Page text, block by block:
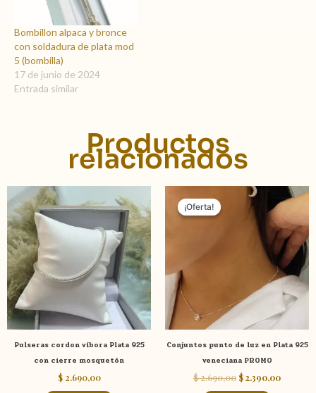
Bombillon alpaca y bronce
con soldadura de plata mod
5 (bombilla)
17 de junio de 2024
Entrada similar
Productos
relacionados
Pulseras cordon víbora Plata 925
con cierre mosquetón
$2.690,00
¡Oferta!
¡Oferta!
Conjuntos punto de luz en Plata 925
veneciana PROMO
$2.690,00
original
era:
$ 2.690,00.
$2.390,00
precio
es:
$